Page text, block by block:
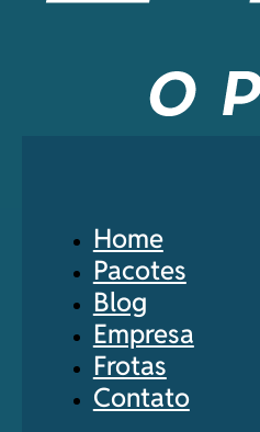
Home
Pacotes
Blog
Empresa
Frotas
Contato